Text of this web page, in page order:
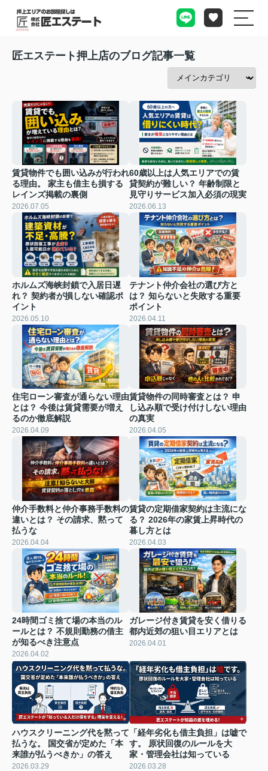
匠エステート押上店のブログ記事一覧
賃貸物件でも囲い込みが行われ
る理由。 家主も借主も損する
レインズ掲載の裏側
2026.07.05
60歳以上は人気エリアでの賃
貸契約が難しい？ 年齢制限と
見守りサービス加入必須の現実
2026.06.13
ホルムズ海峡封鎖で入居日遅
れ？ 契約者が損しない確認ポ
イント
2026.05.10
テナント仲介会社の選び方と
は？ 知らないと失敗する重要
ポイント
2026.04.11
住宅ローン審査が通らない理由
とは？ 今後は賃貸需要が増え
るのか徹底解説
2026.04.09
賃貸物件の同時審査とは？ 申
し込み順で受け付けしない理由
の真実
2026.04.05
仲介手数料と仲介事務手数料の
違いとは？ その請求、黙って
払うな
2026.04.04
賃貸の定期借家契約は主流にな
る？ 2026年の家賃上昇時代の
暮し方とは
2026.04.03
24時間ゴミ捨て場の本当のル
ールとは？ 不規則勤務の借主
が知るべき注意点
2026.04.02
ガレージ付き賃貸を安く借りる
都内近郊の狙い目エリアとは
2026.04.01
ハウスクリーニング代を黙って
払うな。 国交省が定めた「本
来誰が払うべきか」の答え
2026.03.29
「経年劣化も借主負担」は嘘で
す。 原状回復のルールを大
家・管理会社は知っている
2026.03.28